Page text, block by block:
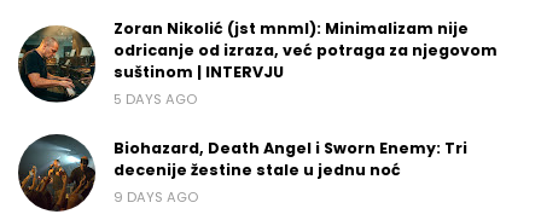
Zoran Nikolić (jst mnml): Minimalizam nije
odricanje od izraza, već potraga za njegovom
suštinom | INTERVJU
5 DAYS AGO
Biohazard, Death Angel i Sworn Enemy: Tri
decenije žestine stale u jednu noć
9 DAYS AGO